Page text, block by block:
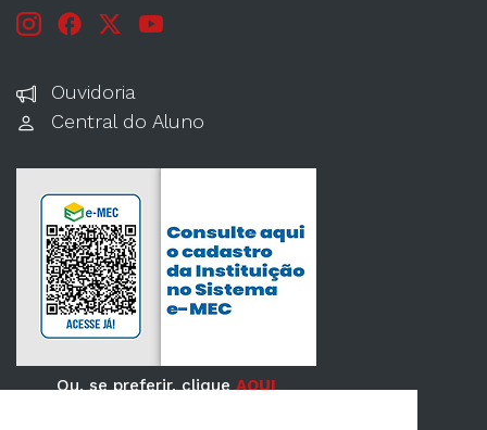
Ouvidoria
Central do Aluno
Ou, se preferir, cliqueAQUI